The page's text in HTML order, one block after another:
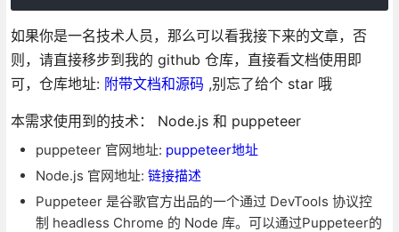
如果你是一名技术人员，那么可以看我接下来的文章，否
则，请直接移步到我的 github 仓库，直接看文档使用即
可， 仓库地址: 附带文档和源码 ,别忘了给个 star 哦
本需求使用到的技术： Node.js 和 puppeteer
puppeteer 官网地址: puppeteer地址
Node.js 官网地址: 链接描述
Puppeteer 是谷歌官方出品的一个通过 DevTools 协议控
制 headless Chrome 的 Node 库。可以通过Puppeteer的